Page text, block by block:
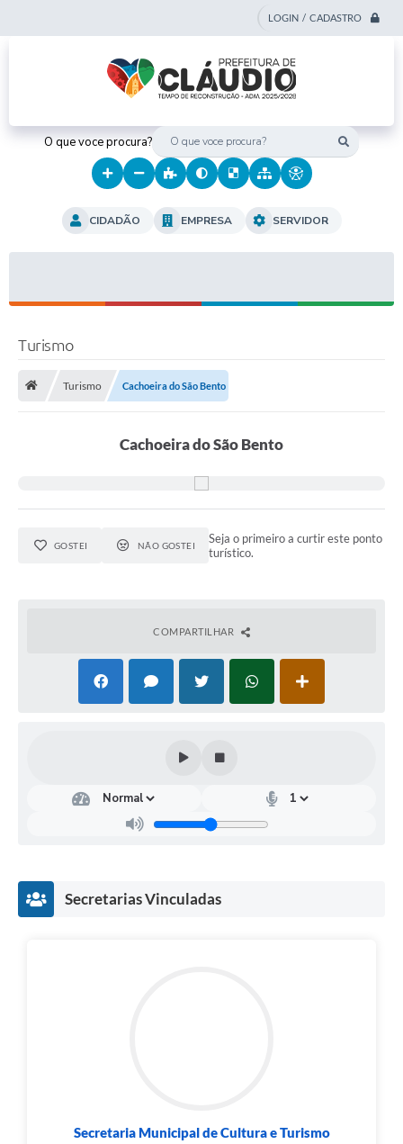
LOGIN / CADASTRO
O que voce procura?
CIDADÃO EMPRESA SERVIDOR
Turismo
Turismo Cachoeira do São Bento
Cachoeira do São Bento
GOSTEI NÃO GOSTEI
Seja o primeiro a curtir este ponto
turístico.
COMPARTILHAR
Secretarias Vinculadas
Secretaria Municipal de Cultura e Turismo